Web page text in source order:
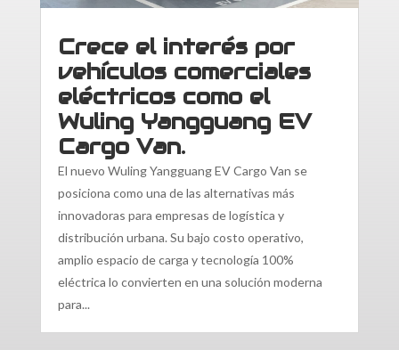
Crece el interés por
vehículos comerciales
eléctricos como el
Wuling Yangguang EV
Cargo Van.
El nuevo Wuling Yangguang EV Cargo Van se
posiciona como una de las alternativas más
innovadoras para empresas de logística y
distribución urbana. Su bajo costo operativo,
amplio espacio de carga y tecnología 100%
eléctrica lo convierten en una solución moderna
para...